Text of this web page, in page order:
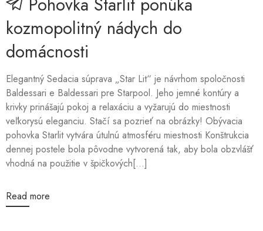
kozmopolitný nádych do
domácnosti
Elegantný Sedacia súprava „Star Lit“ je návrhom spoločnosti
Baldessari e Baldessari pre Starpool. Jeho jemné kontúry a
krivky prinášajú pokoj a relaxáciu a vyžarujú do miestnosti
veľkorysú eleganciu. Stačí sa pozrieť na obrázky! Obývacia
pohovka Starlit vytvára útulnú atmosféru miestnosti Konštrukcia
dennej postele bola pôvodne vytvorená tak, aby bola obzvlášť
vhodná na použitie v špičkových[...]
Read more